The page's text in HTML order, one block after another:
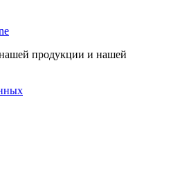
продукции и нашей